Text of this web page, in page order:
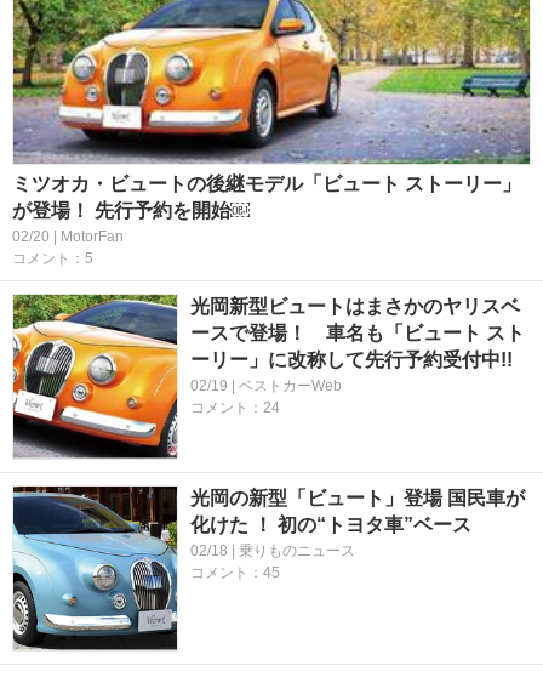
ミツオカ・ビュートの後継モデル「ビュート ストーリー」
が登場！ 先行予約を開始￼
02/20 | MotorFan
コメント：5
光岡新型ビュートはまさかのヤリスベ
ースで登場！ 車名も「ビュート スト
ーリー」に改称して先行予約受付中!!
02/19 | ベストカーWeb
コメント：24
光岡の新型「ビュート」登場 国民車が
化けた ！ 初の“トヨタ車”ベース
02/18 | 乗りものニュース
コメント：45